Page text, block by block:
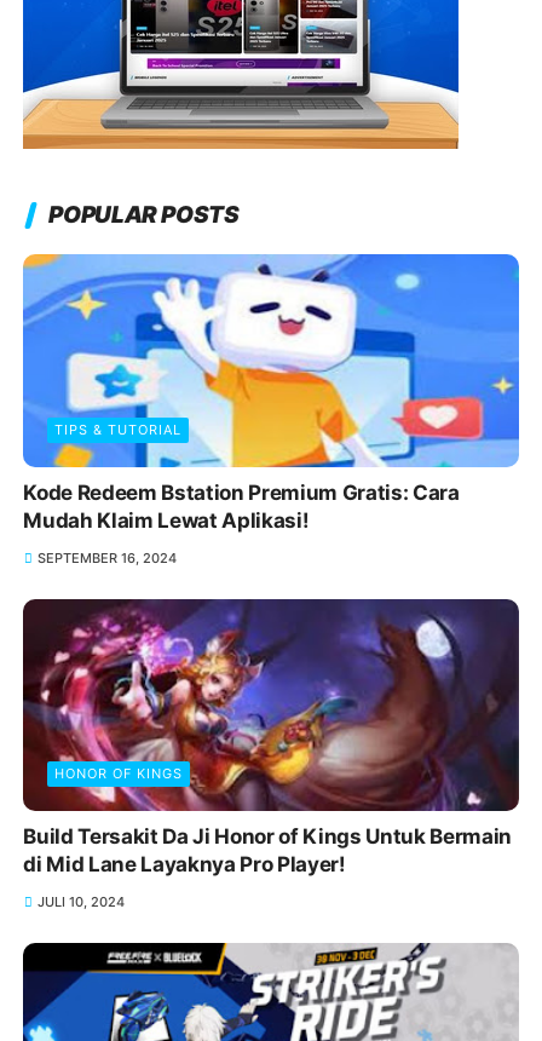
POPULAR POSTS
TIPS & TUTORIAL
Kode Redeem Bstation Premium Gratis: Cara
Mudah Klaim Lewat Aplikasi!
SEPTEMBER 16, 2024
HONOR OF KINGS
Build Tersakit Da Ji Honor of Kings Untuk Bermain
di Mid Lane Layaknya Pro Player!
JULI 10, 2024